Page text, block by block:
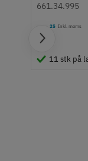
661.34.995
10 25 Inkl. moms
11 stk på